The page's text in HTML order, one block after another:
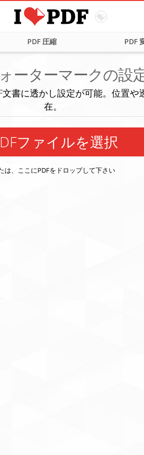
PDF 圧縮 PDF
ーターマークの設
書に透かし設定が可能。位置や
在。
ファイルを選択
は、ここにPDFをドロップして下さい